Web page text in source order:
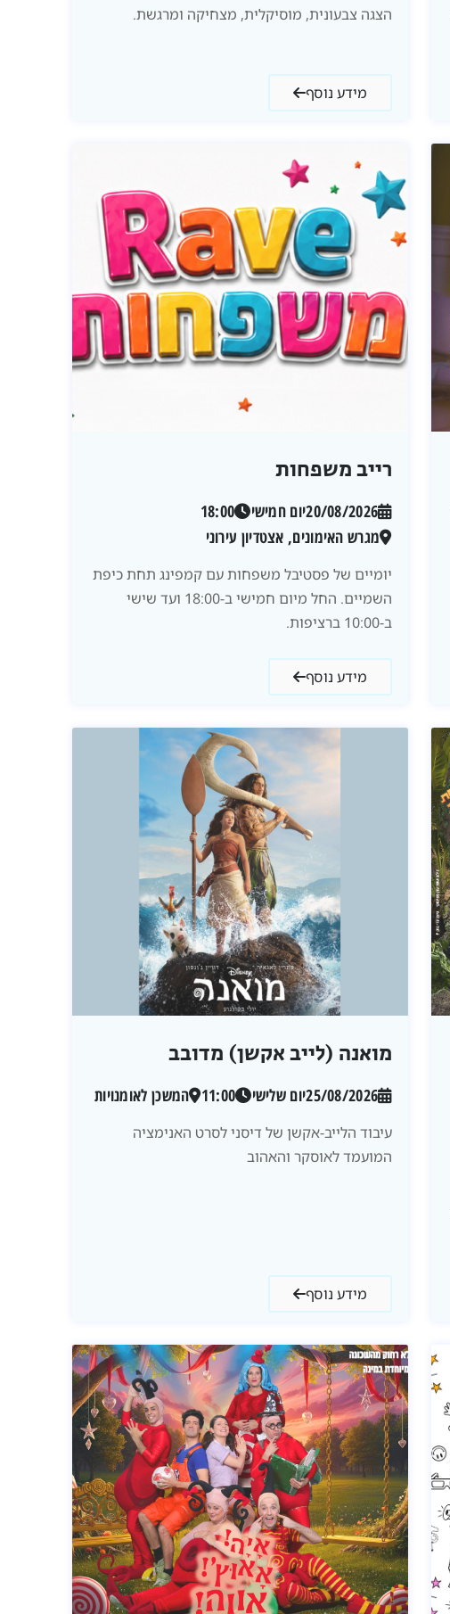
הצגה צבעונית, מוסיקלית, מצחיקה ומרגשת.
מידע נוסף
רייב משפחות
20/08/2026יום חמישי
18:00
מגרש האימונים, אצטדיון עירוני
יומיים של פסטיבל משפחות עם קמפינג תחת כיפת
השמיים. החל מיום חמישי ב-18:00 ועד שישי
ב-10:00 ברציפות.
מידע נוסף
מואנה (לייב אקשן) מדובב
25/08/2026יום שלישי 11:00 המשכן לאומנויות
עיבוד הלייב-אקשן של דיסני לסרט האנימציה
המועמד לאוסקר והאהוב
מידע נוסף